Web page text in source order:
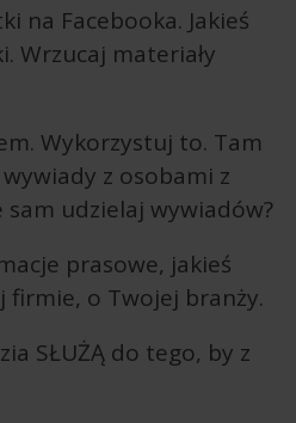
na Facebooka. Jakieś
Wrzucaj materiały
Wykorzystuj to. Tam
z osobami z
udzielaj wywiadów?
prasowe, jakieś
firmie, o Twojej branży.
SŁUŻĄ do tego, by z